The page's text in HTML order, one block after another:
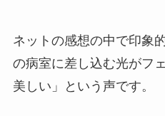
ネットの感想の中で印象
の病室に差し込む光がフ
美しい」という声です。